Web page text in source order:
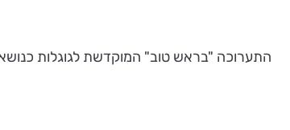
התערוכה "בראש טוב" המוקדשת לגוגלות כנושא ביצירות